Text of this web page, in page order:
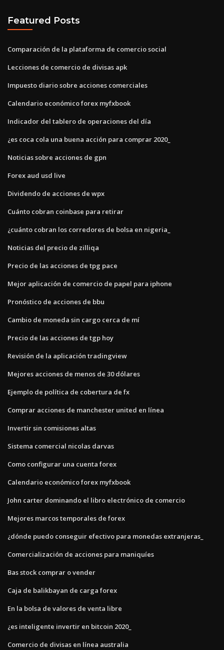
Featured Posts
Comparación de la plataforma de comercio social
Lecciones de comercio de divisas apk
Impuesto diario sobre acciones comerciales
Calendario económico forex myfxbook
Indicador del tablero de operaciones del día
¿es coca cola una buena acción para comprar 2020_
Noticias sobre acciones de gpn
Forex aud usd live
Dividendo de acciones de wpx
Cuánto cobran coinbase para retirar
¿cuánto cobran los corredores de bolsa en nigeria_
Noticias del precio de zilliqa
Precio de las acciones de tpg pace
Mejor aplicación de comercio de papel para iphone
Pronóstico de acciones de bbu
Cambio de moneda sin cargo cerca de mí
Precio de las acciones de tgp hoy
Revisión de la aplicación tradingview
Mejores acciones de menos de 30 dólares
Ejemplo de política de cobertura de fx
Comprar acciones de manchester united en línea
Invertir sin comisiones altas
Sistema comercial nicolas darvas
Como configurar una cuenta forex
Calendario económico forex myfxbook
John carter dominando el libro electrónico de comercio
Mejores marcos temporales de forex
¿dónde puedo conseguir efectivo para monedas extranjeras_
Comercialización de acciones para maniquíes
Bas stock comprar o vender
Caja de balikbayan de carga forex
En la bolsa de valores de venta libre
¿es inteligente invertir en bitcoin 2020_
Comercio de divisas en línea australia